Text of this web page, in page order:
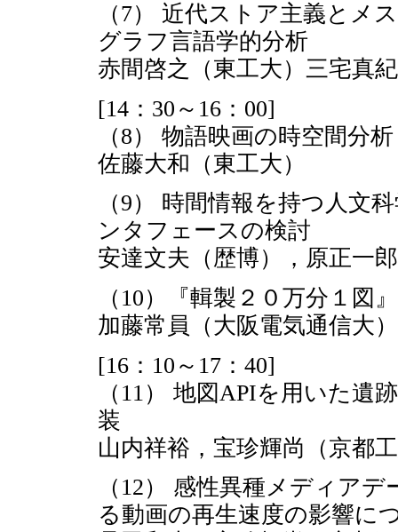
（7） 近代ストア主義とメ
グラフ言語学的分析
赤間啓之（東工大）三宅真
[14：30～16：00]
（8） 物語映画の時空間分
佐藤大和（東工大）
（9） 時間情報を持つ人文
ンタフェースの検討
安達文夫（歴博），原正一
（10）『輯製２０万分１図
加藤常員（大阪電気通信大）
[16：10～17：40]
（11） 地図APIを用いた遺
装
山内祥裕，宝珍輝尚（京都
（12） 感性異種メディア
る動画の再生速度の影響に